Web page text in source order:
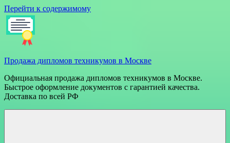
Перейти к содержимому
Продажа дипломов техникумов в Москве
Официальная продажа дипломов техникумов в Москве.
Быстрое оформление документов с гарантией качества.
Доставка по всей РФ